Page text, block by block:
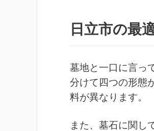
日立市の最
墓地と一口に言っ
分けて四つの形態
料が異なります。
また、墓石に関し